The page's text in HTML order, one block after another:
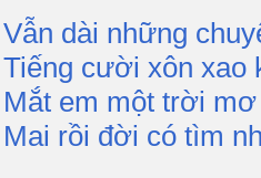
Vẫn dài những
Tiếng cười xôn xao
Mắt em một trời
Mai rồi đời có tìm